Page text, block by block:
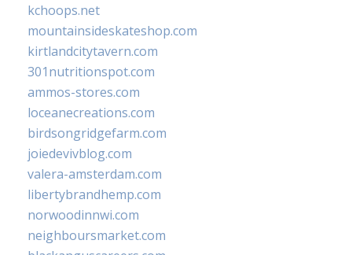
kchoops.net
mountainsideskateshop.com
kirtlandcitytavern.com
301nutritionspot.com
ammos-stores.com
loceanecreations.com
birdsongridgefarm.com
joiedevivblog.com
valera-amsterdam.com
libertybrandhemp.com
norwoodinnwi.com
neighboursmarket.com